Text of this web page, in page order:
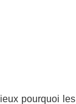
pourquoi les